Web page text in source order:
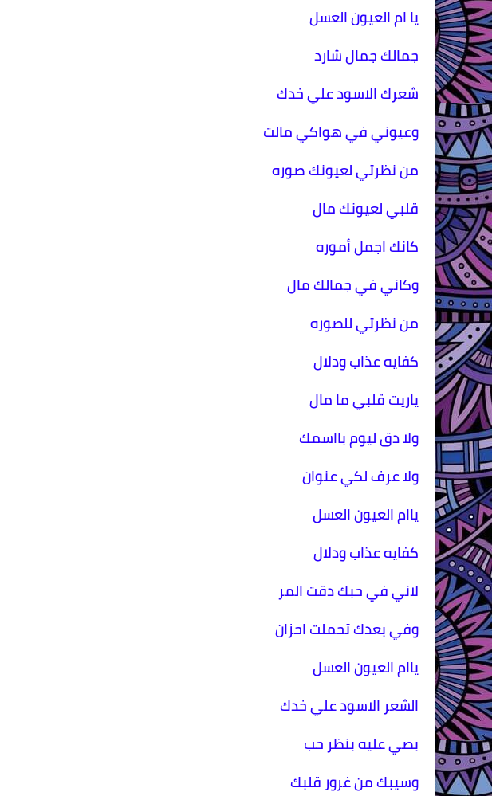
يا ام العيون العسل
جمالك جمال شارد
شعرك الاسود علي خدك
وعيوني في هواكي مالت
من نظرتي لعيونك صوره
قلبي لعيونك مال
كانك اجمل أموره
وكاني في جمالك مال
من نظرتي للصوره
كفايه عذاب ودلال
ياريت قلبي ما مال
ولا دق ليوم بااسمك
ولا عرف لكي عنوان
ياام العيون العسل
كفايه عذاب ودلال
لاني في حبك دقت المر
وفي بعدك تحملت احزان
ياام العيون العسل
الشعر الاسود علي خدك
بصي عليه بنظر حب
وسيبك من غرور قلبك